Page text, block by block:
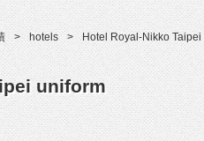
hotels Hotel Royal-Nikko
uniform